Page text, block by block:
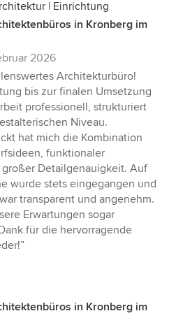
| Einrichtung
in Kronberg im
2026
Architekturbüro!
bis zur finalen Umsetzung
professionell, strukturiert
Niveau.
hat mich die Kombination
funktionaler
Detailgenauigkeit. Auf
wurde stets eingegangen und
transparent und angenehm.
Erwartungen sogar
für die hervorragende
in Kronberg im